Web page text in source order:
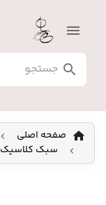
صفحه اصلی
سبک کلاسیک